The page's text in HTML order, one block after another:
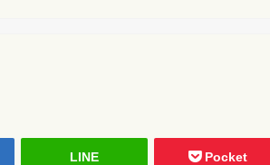
LINE Pocket